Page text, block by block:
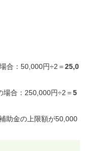
合：50,000円÷2＝25,0
場合：250,000円÷2＝5
助金の上限額が50,000